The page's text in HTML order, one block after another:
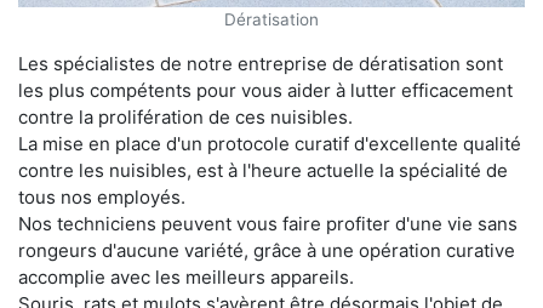
Dératisation
Les spécialistes de notre entreprise de dératisation sont
les plus compétents pour vous aider à lutter efficacement
contre la prolifération de ces nuisibles.
La mise en place d'un protocole curatif d'excellente qualité
contre les nuisibles, est à l'heure actuelle la spécialité de
tous nos employés.
Nos techniciens peuvent vous faire profiter d'une vie sans
rongeurs d'aucune variété, grâce à une opération curative
accomplie avec les meilleurs appareils.